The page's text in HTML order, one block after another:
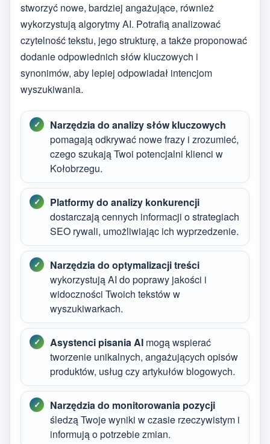
stworzyć nowe, bardziej angażujące, również
wykorzystują algorytmy AI. Potrafią analizować
czytelność tekstu, jego strukturę, a także proponować
dodanie odpowiednich słów kluczowych i
synonimów, aby lepiej odpowiadał intencjom
wyszukiwania.
Narzędzia do analizy słów kluczowych
pomagają odkrywać nowe frazy i zrozumieć,
czego szukają Twoi potencjalni klienci w
Kołobrzegu.
Platformy do analizy konkurencji
dostarczają cennych informacji o strategiach
SEO rywali, umożliwiając ich wyprzedzenie.
Narzędzia do optymalizacji treści
wykorzystują AI do poprawy jakości i
widoczności Twoich tekstów w
wyszukiwarkach.
Asystenci pisania AI mogą wspierać
tworzenie unikalnych, angażujących opisów
produktów, usług czy artykułów blogowych.
Narzędzia do monitorowania pozycji
śledzą Twoje wyniki w czasie rzeczywistym i
informują o potrzebie zmian.